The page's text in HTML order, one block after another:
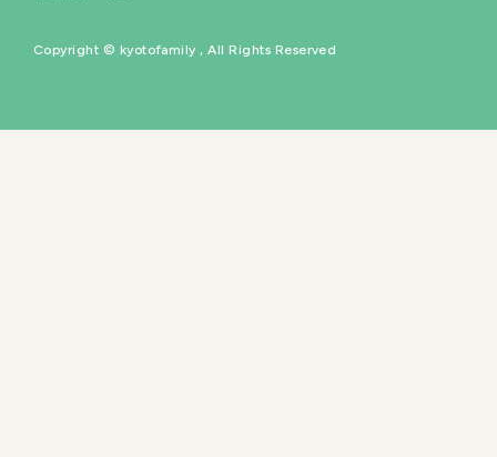
60の専門店
Copyright © kyotofamily , All Rights Reserved